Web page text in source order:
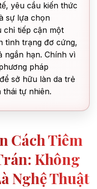
yêu cầu kiến thức
sự lựa chọn
chỉ tiếp cận một
tình trạng đơ cứng,
ngắn hạn. Chính vì
pháp
sở hữu làn da trẻ
tự nhiên.
Cách Tiêm
Không
Nghệ Thuật